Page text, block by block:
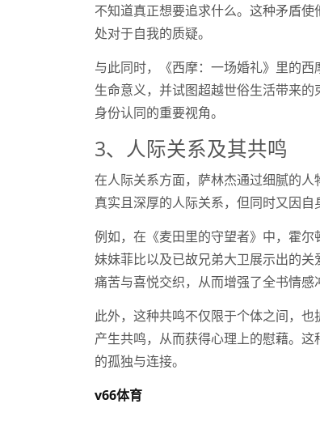
不知道真正想要追求什么。这种矛盾
处对于自我的质疑。
与此同时，《西摩：一场婚礼》里的
生命意义，并试图超越世俗生活带来
身份认同的重要视角。
3、人际关系及其共鸣
在人际关系方面，萨林杰通过细腻的
真实且深厚的人际关系，但同时又因
例如，在《麦田里的守望者》中，霍
妹妹菲比以及已故兄弟大卫展示出的
痛苦与喜悦交织，从而增强了全书情感
此外，这种共鸣不仅限于个体之间，
产生共鸣，从而获得心理上的慰藉。
的孤独与连接。
v66体育